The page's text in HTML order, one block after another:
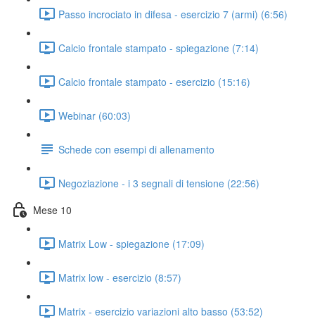
Passo incrociato in difesa - esercizio 7 (armi) (6:56)
Calcio frontale stampato - spiegazione (7:14)
Calcio frontale stampato - esercizio (15:16)
Webinar (60:03)
Schede con esempi di allenamento
Negoziazione - i 3 segnali di tensione (22:56)
Mese 10
Matrix Low - spiegazione (17:09)
Matrix low - esercizio (8:57)
Matrix - esercizio variazioni alto basso (53:52)